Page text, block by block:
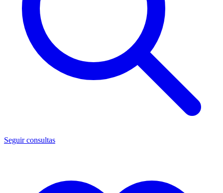
Seguir consultas